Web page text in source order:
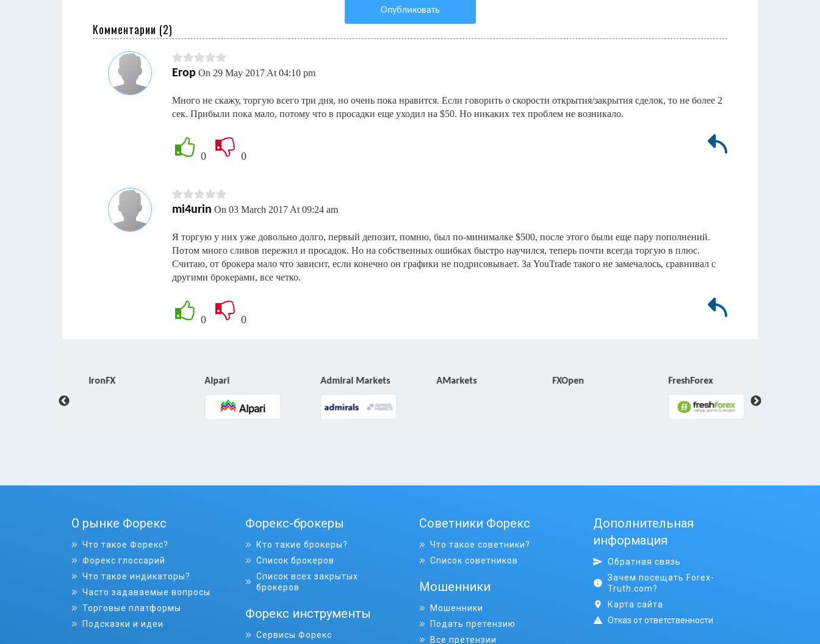
Опубликовать
Комментарии (2)
ЕгорOn 29 May 2017 At 04:10 pm
Много не скажу, торгую всего три дня, но очень пока нравится. Если говорить о скорости открытия/закрытия сделок, то не более 2
сек. Прибыли пока мало, потому что в просадки еще уходил на $50. Но никаких тех проблем не возникало.
0 0
mi4urin On 03 March 2017 At 09:24 am
Я торгую у них уже довольно долго, первый депозит, помню, был по-минималке $500, после этого были еще пару пополнений.
Потом много сливов пережил и просадок. Но на собственных ошибках быстро научился, теперь почти всегда торгую в плюс.
Считаю, от брокера мало что зависит, если конечно он графики не подрисовывает. За YouTrade такого не замечалось, сравнивал с
другими брокерами, все четко.
0 0
IronFX Alpari Admiral Markets AMarkets FXOpen FreshForex
О рынке Форекс
Что такое Форекс?
Форекс глоссарий
Что такое индикаторы?
Часто задаваемые вопросы
Торговые платформы
Подсказки и идеи
Форекс-брокеры
Кто такие брокеры?
Список брокеров
Список всех закрытых
брокеров
Форекс инструменты
Сервисы Форекс
Советники Форекс
Что такое советники?
Список советников
Мошенники
Мошенники
Подать претензию
Все претензии
Дополнительная
информация
Обратная связь
Зачем посещать Forex-
Truth.com?
Карта сайта
Отказ от ответственности